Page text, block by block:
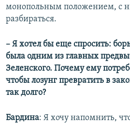
монопольным положением, с
разбираться.
– Я хотел бы еще спросить:
была одним из главных
Зеленского. Почему ему
чтобы лозунг превратить в
так долго?
Бардина: Я хочу напомнить,